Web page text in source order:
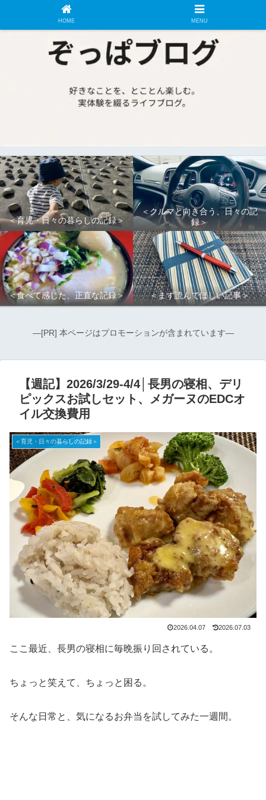
＜育児・日々の暮らしの記録＞
＜クルマと向き合う、日々の記
録＞
＜食べて感じた、正直な記録＞ ＜まず読んでほしい記事＞
―[PR] 本ページはプロモーションが含まれています―
【週記】2026/3/29-4/4│長男の寝相、デリ
ピックスお試しセット、メガーヌのEDCオ
イル交換費用
＜育児・日々の暮らしの記録＞
2026.04.07 2026.07.03
ここ最近、長男の寝相に毎晩振り回されている。
ちょっと笑えて、ちょっと困る。
そんな日常と、気になるお弁当を試してみた一週間。
HOME MENU